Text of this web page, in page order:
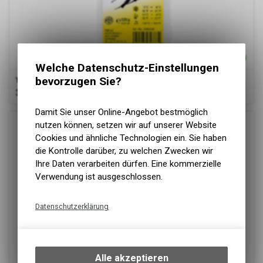
TOKO Performance yellow 120g
36.00
Welche Datenschutz-Einstellungen
bevorzugen Sie?
Damit Sie unser Online-Angebot bestmöglich
nutzen können, setzen wir auf unserer Website
Cookies und ähnliche Technologien ein. Sie haben
die Kontrolle darüber, zu welchen Zwecken wir
Ihre Daten verarbeiten dürfen. Eine kommerzielle
Verwendung ist ausgeschlossen.
Datenschutzerklärung
bestimmte Interaktionen und
Alle akzeptieren